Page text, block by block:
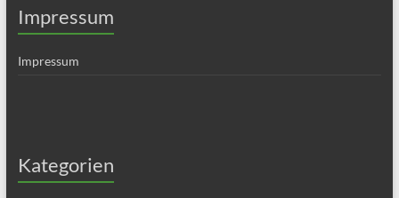
Impressum
Impressum
Kategorien